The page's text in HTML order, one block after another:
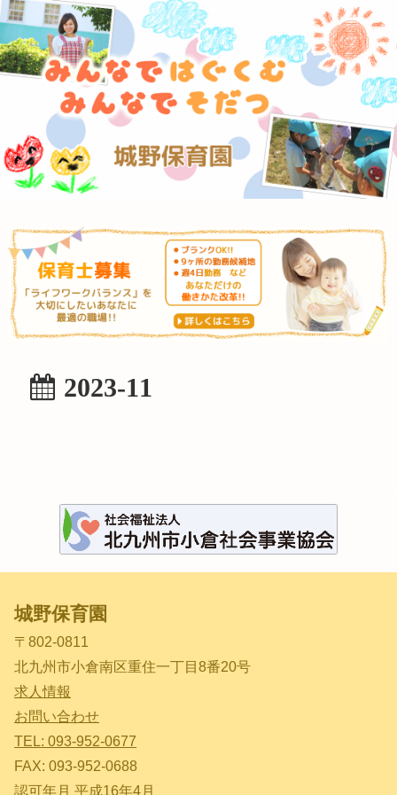
2023-11
城野保育園
〒802-0811
北九州市小倉南区重住一丁目8番20号
求人情報
お問い合わせ
TEL: 093-952-0677
FAX: 093-952-0688
認可年月 平成16年4月